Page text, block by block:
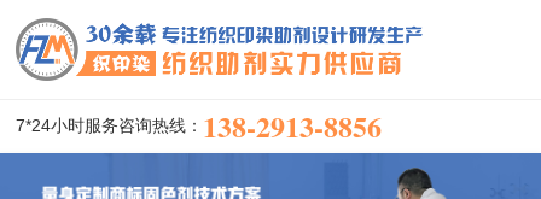
7*24小时服务咨询热线： 138-2913-8856